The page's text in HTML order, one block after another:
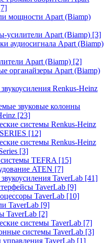
мощности Apart (Biamp)
усилители Apart (Biamp) [3]
аудиосигнала Apart (Biamp)
Apart (Biamp) [2]
органайзеры Apart (Biamp)
Renkus-Heinz
звуковые колонны
[23]
системы Renkus-Heinz
[12]
системы Renkus-Heinz
[3]
TEFRA [15]
ATEN [7]
TaverLab [41]
TaverLab [9]
TaverLab [10]
TaverLab [9]
TaverLab [2]
системы TaverLab [7]
системы TaverLab [3]
TaverLab [1]